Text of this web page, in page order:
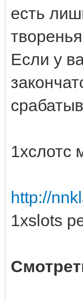
есть
Если у
1хслотс
http://
1xslots